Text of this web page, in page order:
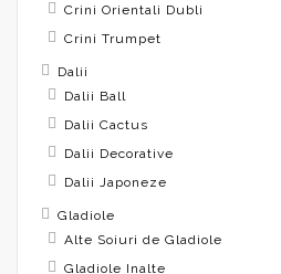
Crini Orientali Dubli
Crini Trumpet
Dalii
Dalii Ball
Dalii Cactus
Dalii Decorative
Dalii Japoneze
Gladiole
Alte Soiuri de Gladiole
Gladiole Inalte